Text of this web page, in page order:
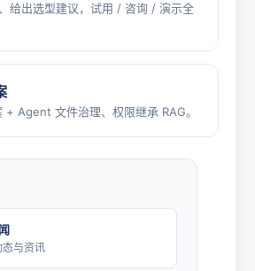
给出选型建议，试用 / 咨询 / 演示全
+ Agent 文件治理、权限继承 RAG。
与资讯